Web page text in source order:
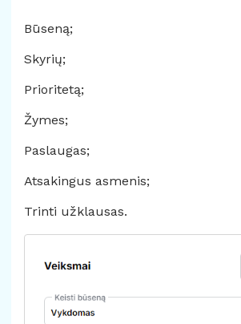
Būseną;
Skyrių;
Prioritetą;
Žymes;
Paslaugas;
Atsakingus asmenis;
Trinti užklausas.